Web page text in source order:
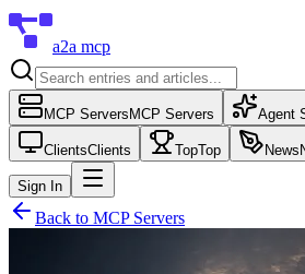
a2a mcp
MCP Servers MCP Servers Agent
ClientsClients TopTop News
Sign In
Back to MCP Servers